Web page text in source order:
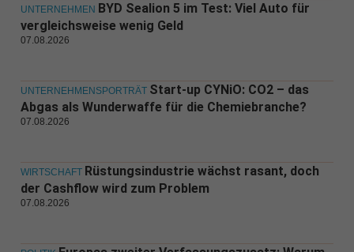
UNTERNEHMEN BYD Sealion 5 im Test: Viel Auto für
vergleichsweise wenig Geld
07.08.2026
UNTERNEHMENSPORTRÄT Start-up CYNiO: CO2 – das
Abgas als Wunderwaffe für die Chemiebranche?
07.08.2026
WIRTSCHAFT Rüstungsindustrie wächst rasant, doch
der Cashflow wird zum Problem
07.08.2026